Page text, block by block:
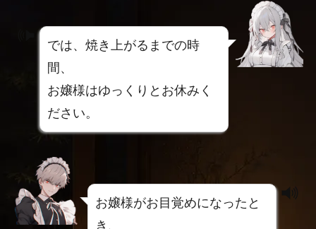
では、焼き上がるまでの時
間、
お嬢様はゆっくりとお休みく
ださい。
お嬢様がお目覚めになったと
き、